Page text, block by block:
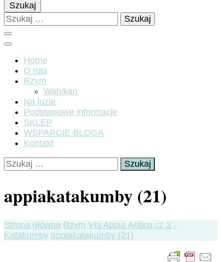
Szukaj
Szukaj:
Home
O nas
Rzym
Watykan
Na luzie
Podstawowe informacje
SKLEP
WSPARCIE BLOGA
Kontakt
Szukaj:
appiakatakumby (21)
Strona główna Rzym Via Appia Antica cz.3 -
Katakumby appiakatakumby (21)